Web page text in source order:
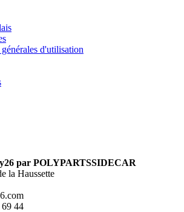
d'utilisation
par POLYPARTSSIDECAR
la Haussette
44